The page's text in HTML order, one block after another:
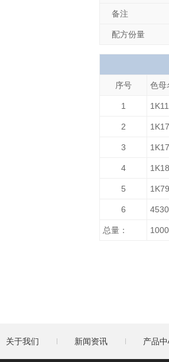
备注
配方份量
序号 色母
1
2
3
4
5
6
总量：
关于我们 新闻资讯 产品